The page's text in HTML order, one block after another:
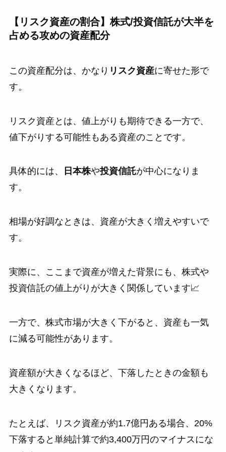
【リスク資産の割合】株式/投資信託が大半を
占める攻めの資産配分
この資産配分は、かなり リスク資産に寄せた形で
す。
リスク資産とは、値上がりも期待できる一方で、
値下がりする可能性もある資産のことです。
具体的には、 日本株や投資信託が中心になりま
す。
相場が好調なときは、資産が大きく増えやすいで
す。
実際に、ここまで資産が増えた背景にも、株式や
投資信託の値上がりが大きく関係しています📈
一方で、株式市場が大きく下がると、資産も一気
に減る可能性があります。
資産額が大きくなるほど、下落したときの金額も
大きくなります。
たとえば、リスク資産が約1.7億円ある場合、20%
下落すると単純計算で約3,400万円のマイナスにな